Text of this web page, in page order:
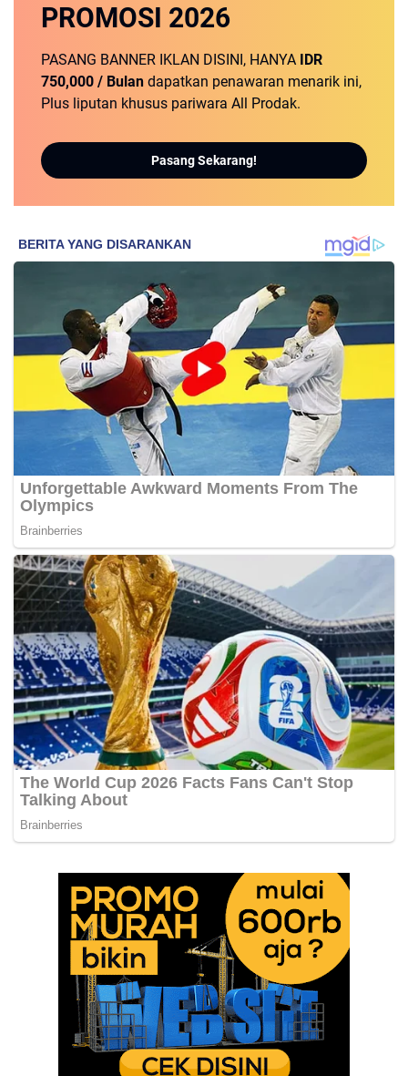
PROMOSI 2026
PASANG BANNER IKLAN DISINI, HANYA
IDR
750,000 / Bulan dapatkan penawaran menarik ini,
Plus liputan khusus pariwara All Prodak.
Pasang Sekarang!